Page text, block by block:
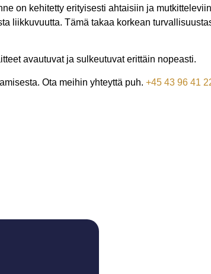
on kehitetty erityisesti ahtaisiin ja
liikkuvuutta. Tämä takaa korkean
avautuvat ja sulkeutuvat erittäin nopeasti.
Ota meihin yhteyttä puh. +45 43 96 41